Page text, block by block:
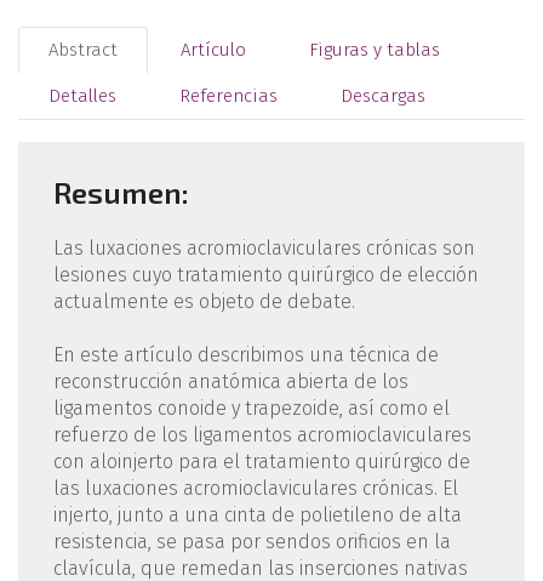
Abstract Artículo Figuras y tablas
Detalles Referencias Descargas
Resumen:
Las luxaciones acromioclaviculares crónicas son
lesiones cuyo tratamiento quirúrgico de elección
actualmente es objeto de debate.
En este artículo describimos una técnica de
reconstrucción anatómica abierta de los
ligamentos conoide y trapezoide, así como el
refuerzo de los ligamentos acromioclaviculares
con aloinjerto para el tratamiento quirúrgico de
las luxaciones acromioclaviculares crónicas. El
injerto, junto a una cinta de polietileno de alta
resistencia, se pasa por sendos orificios en la
clavícula, que remedan las inserciones nativas